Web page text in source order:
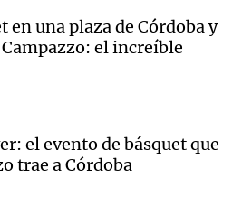
en una plaza de Córdoba y
el increíble
el evento de básquet que
trae a Córdoba